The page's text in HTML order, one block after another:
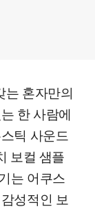
는 혼자만의
한 사람에
틱 사운드
보컬 샘플
는 어쿠스
성적인 보